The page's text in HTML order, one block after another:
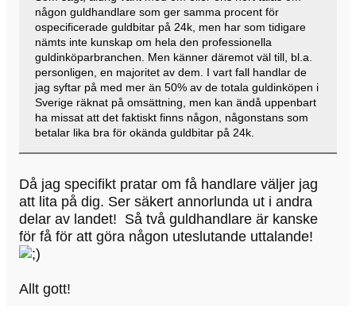
någon guldhandlare som ger samma procent för
ospecificerade guldbitar på 24k, men har som tidigare
nämts inte kunskap om hela den professionella
guldinköparbranchen. Men känner däremot väl till, bl.a.
personligen, en majoritet av dem. I vart fall handlar de
jag syftar på med mer än 50% av de totala guldinköpen i
Sverige räknat på omsättning, men kan ändå uppenbart
ha missat att det faktiskt finns någon, någonstans som
betalar lika bra för okända guldbitar på 24k.
Då jag specifikt pratar om få handlare väljer jag
att lita på dig. Ser säkert annorlunda ut i andra
delar av landet! Så två guldhandlare är kanske
för få för att göra någon uteslutande uttalande!
Allt gott!